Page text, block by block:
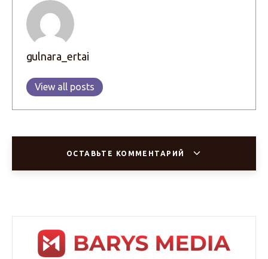
gulnara_ertai
View all posts
ОСТАВЬТЕ КОММЕНТАРИЙ